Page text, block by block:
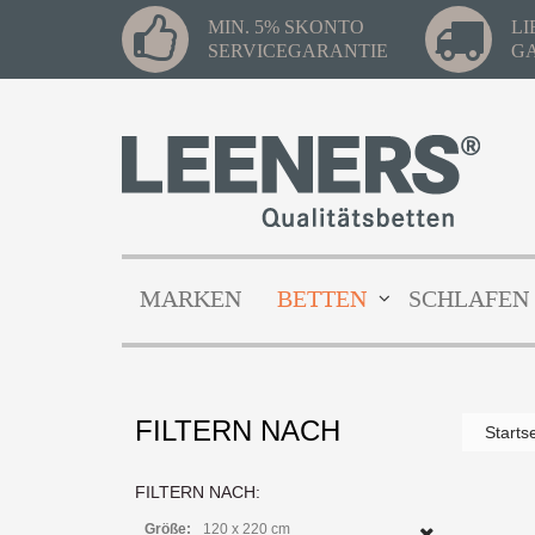
MIN. 5% SKONTO
SERVICEGARANTIE
MARKEN BETTEN SCHLAFEN
FILTERN NACH
FILTERN NACH:
Größe:
120 x 220 cm